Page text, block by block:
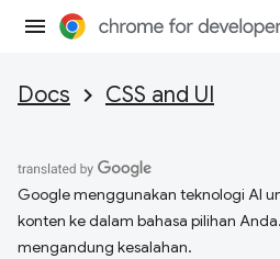
Docs CSS and UI
Google menggunakan teknologi AI
konten ke dalam bahasa pilihan
mengandung kesalahan.